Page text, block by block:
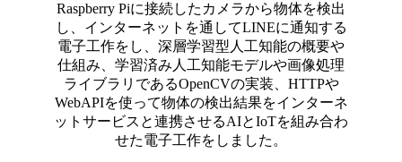
Raspberry Piに接続したカメラから物体を検出
し、インターネットを通してLINEに通知する
電子工作をし、深層学習型人工知能の概要や
仕組み、学習済み人工知能モデルや画像処理
ライブラリであるOpenCVの実装、HTTPや
WebAPIを使って物体の検出結果をインターネ
ットサービスと連携させるAIとIoTを組み合わ
せた電子工作をしました。